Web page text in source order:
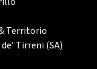
Territorio
Tirreni (SA)